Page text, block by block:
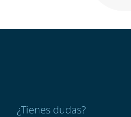
¿Tienes dudas?